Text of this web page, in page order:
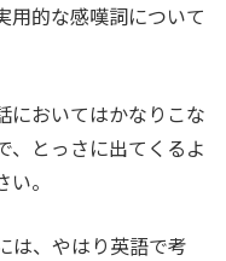
用的な感嘆詞について
においてはかなりこな
、とっさに出てくるよ
。
は、やはり英語で考